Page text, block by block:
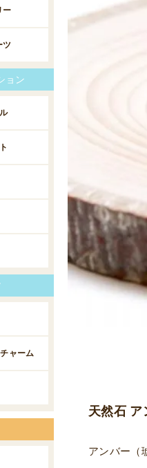
天然石 ア
アンバー（
ー
ツ
ョン
ャーム